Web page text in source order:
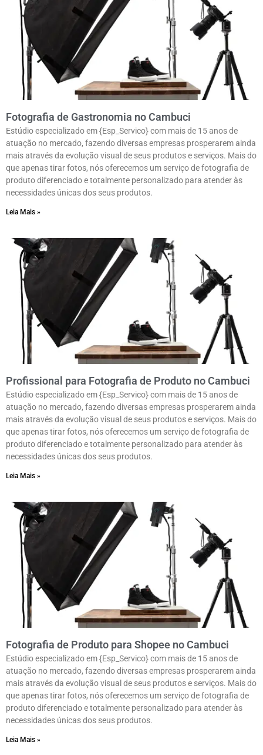
Fotografia de Gastronomia no Cambuci
Estúdio especializado em {Esp_Servico} com mais de 15 anos de
atuação no mercado, fazendo diversas empresas prosperarem ainda
mais através da evolução visual de seus produtos e serviços. Mais do
que apenas tirar fotos, nós oferecemos um serviço de fotografia de
produto diferenciado e totalmente personalizado para atender às
necessidades únicas dos seus produtos.
Leia Mais »
Profissional para Fotografia de Produto no Cambuci
Estúdio especializado em {Esp_Servico} com mais de 15 anos de
atuação no mercado, fazendo diversas empresas prosperarem ainda
mais através da evolução visual de seus produtos e serviços. Mais do
que apenas tirar fotos, nós oferecemos um serviço de fotografia de
produto diferenciado e totalmente personalizado para atender às
necessidades únicas dos seus produtos.
Leia Mais »
Fotografia de Produto para Shopee no Cambuci
Estúdio especializado em {Esp_Servico} com mais de 15 anos de
atuação no mercado, fazendo diversas empresas prosperarem ainda
mais através da evolução visual de seus produtos e serviços. Mais do
que apenas tirar fotos, nós oferecemos um serviço de fotografia de
produto diferenciado e totalmente personalizado para atender às
necessidades únicas dos seus produtos.
Leia Mais »